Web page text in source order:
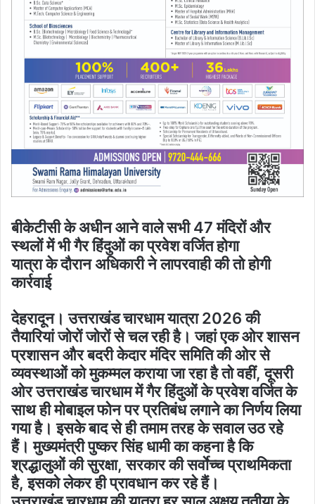
बीकेटीसी के अधीन आने वाले सभी 47 मंदिरों और
स्थलों में भी गैर हिंदुओं का प्रवेश वर्जित होगा
यात्रा के दौरान अधिकारी ने लापरवाही की तो होगी
कार्रवाई
देहरादून। उत्तराखंड चारधाम यात्रा 2026 की
तैयारियां जोरों जोरों से चल रही है। जहां एक ओर शासन
प्रशासन और बदरी केदार मंदिर समिति की ओर से
व्यवस्थाओं को मुकम्मल कराया जा रहा है तो वहीं, दूसरी
ओर उत्तराखंड चारधाम में गैर हिंदुओं के प्रवेश वर्जित के
साथ ही मोबाइल फोन पर प्रतिबंध लगाने का निर्णय लिया
गया है। इसके बाद से ही तमाम तरह के सवाल उठ रहे
हैं। मुख्यमंत्री पुष्कर सिंह धामी का कहना है कि
श्रद्धालुओं की सुरक्षा, सरकार की सर्वाेच्च प्राथमिकता
है, इसको लेकर ही प्रावधान कर रहे हैं।